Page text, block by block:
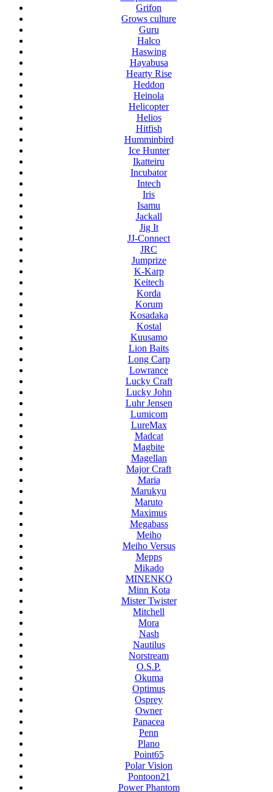
Grifon
Grows culture
Guru
Halco
Haswing
Hayabusa
Hearty Rise
Heddon
Heinola
Helicopter
Helios
Hitfish
Humminbird
Ice Hunter
Ikatteiru
Incubator
Intech
Iris
Isamu
Jackall
Jig It
JJ-Connect
JRC
Jumprize
K-Karp
Keitech
Korda
Korum
Kosadaka
Kostal
Kuusamo
Lion Baits
Long Carp
Lowrance
Lucky Craft
Lucky John
Luhr Jensen
Lumicom
LureMax
Madcat
Magbite
Magellan
Major Craft
Maria
Marukyu
Maruto
Maximus
Megabass
Meiho
Meiho Versus
Mepps
Mikado
MINENKO
Minn Kota
Mister Twister
Mitchell
Mora
Nash
Nautilus
Norstream
O.S.P.
Okuma
Optimus
Osprey
Owner
Panacea
Penn
Plano
Point65
Polar Vision
Pontoon21
Power Phantom